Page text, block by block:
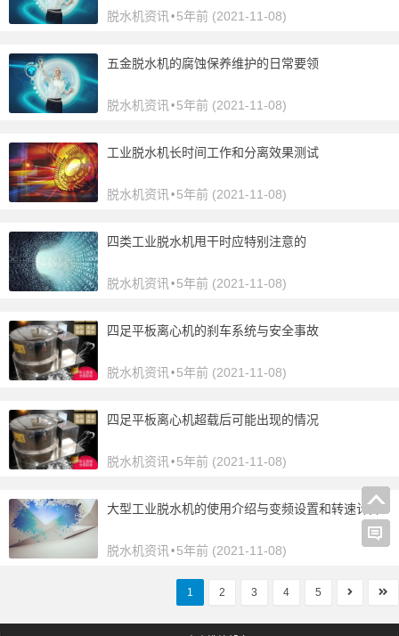
脱水机资讯 • 5年前 (2021-11-08)
五金脱水机的腐蚀保养维护的日常要领
脱水机资讯 • 5年前 (2021-11-08)
工业脱水机长时间工作和分离效果测试
脱水机资讯 • 5年前 (2021-11-08)
四类工业脱水机甩干时应特别注意的
脱水机资讯 • 5年前 (2021-11-08)
四足平板离心机的刹车系统与安全事故
脱水机资讯 • 5年前 (2021-11-08)
四足平板离心机超载后可能出现的情况
脱水机资讯 • 5年前 (2021-11-08)
大型工业脱水机的使用介绍与变频设置和转速计算
脱水机资讯 • 5年前 (2021-11-08)
1 2 3 4 5